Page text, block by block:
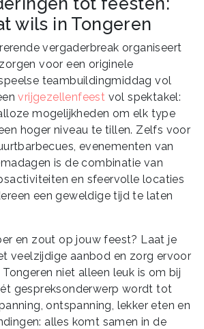
wils in Tongeren
vergaderbreak organiseert
voor een originele
teambuildingmiddag vol
vrijgezellenfeest vol spektakel:
mogelijkheden om elk type
hoger niveau te tillen. Zelfs voor
evenementen van
is de combinatie van
en sfeervolle locaties
een geweldige tijd te laten
en zout op jouw feest? Laat je
veelzijdige aanbod en zorg ervoor
niet alleen leuk is om bij
gespreksonderwerp wordt tot
ontspanning, lekker eten en
alles komt samen in de